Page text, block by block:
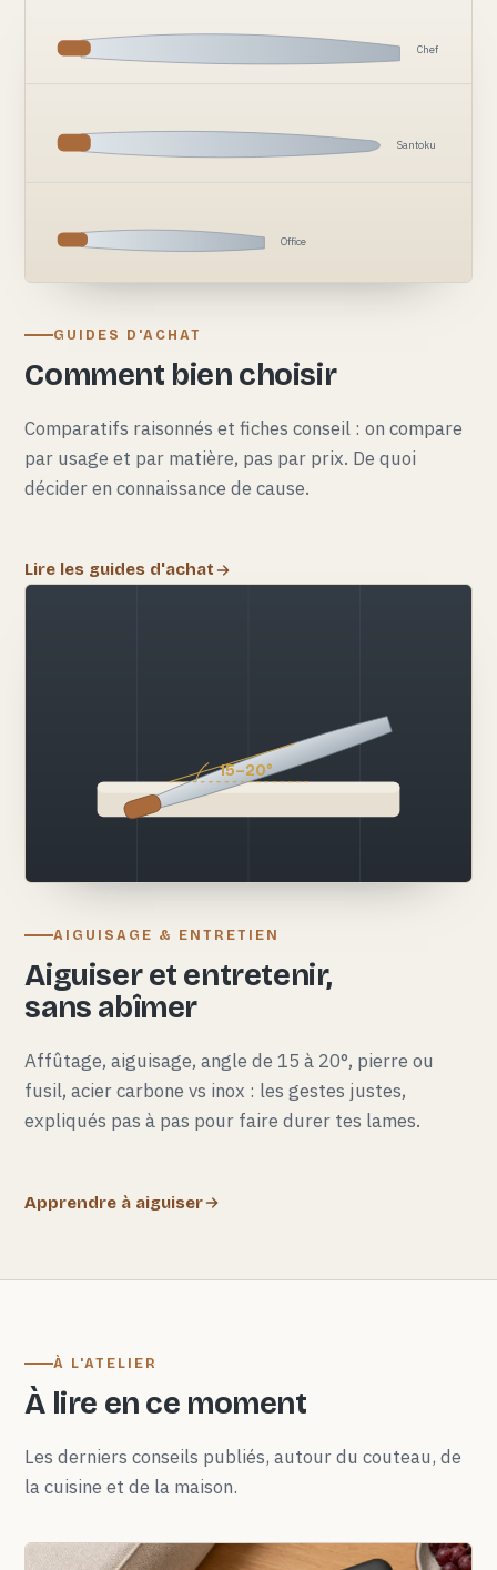
Chef
Santoku
Office
GUIDES D'ACHAT
Comment bien choisir
Comparatifs raisonnés et fiches conseil : on compare
par usage et par matière, pas par prix. De quoi
décider en connaissance de cause.
Lire les guides d'achat
15–20°
AIGUISAGE & ENTRETIEN
Aiguiser et entretenir,
sans abîmer
Affûtage, aiguisage, angle de 15 à 20°, pierre ou
fusil, acier carbone vs inox : les gestes justes,
expliqués pas à pas pour faire durer tes lames.
Apprendre à aiguiser
À L'ATELIER
À lire en ce moment
Les derniers conseils publiés, autour du couteau, de
la cuisine et de la maison.